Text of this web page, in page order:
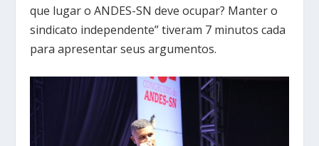
que lugar o ANDES-SN deve ocupar? Manter o
sindicato independente” tiveram 7 minutos cada
para apresentar seus argumentos.